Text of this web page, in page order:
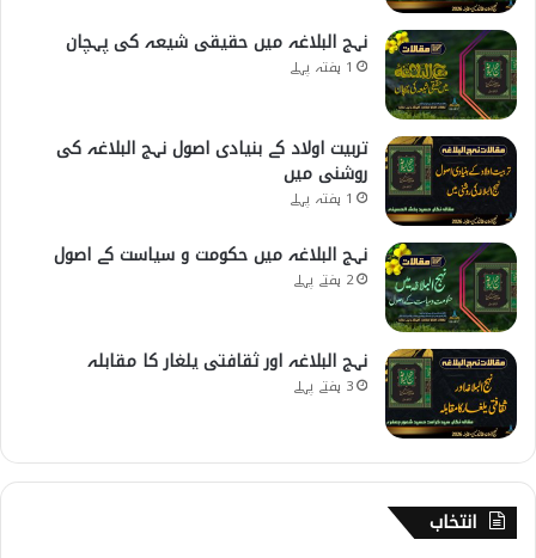
نہج البلاغہ میں حقیقی شیعہ کی پہچان
1 ہفتہ پہلے
تربیت اولاد کے بنیادی اصول نہج البلاغہ کی
روشنی میں
1 ہفتہ پہلے
نہج البلاغہ میں حکومت و سیاست کے اصول
2 ہفتے پہلے
نہج البلاغہ اور ثقافتی یلغار کا مقابلہ
3 ہفتے پہلے
انتخاب